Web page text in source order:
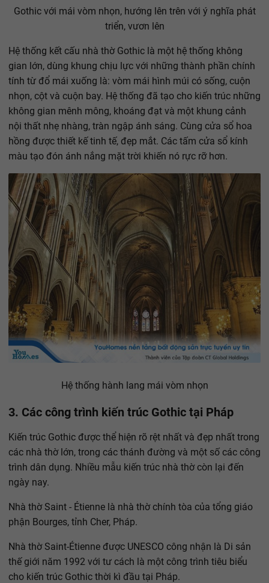
Gothic với mái vòm nhọn, hướng lên trên với ý nghĩa phát
triển, vươn lên
Hệ thống kết cấu nhà thờ Gothic là một hệ thống không
gian lớn, dùng khung chịu lực với những thành phần chính
tính từ đổ mái xuống là: vòm mái hình múi có sống, cuộn
nhọn, cột và cuộn bay. Hệ thống đã tạo cho kiến trúc những
không gian mênh mông, khoáng đạt và một khung cảnh
nội thất nhẹ nhàng, tràn ngập ánh sáng. Cùng cửa sổ hoa
hồng được thiết kế tinh tế, đẹp mắt. Các tấm cửa sổ kính
màu tạo đón ánh nắng mặt trời khiến nó rực rỡ hơn.
Hệ thống hành lang mái vòm nhọn
3. Các công trình kiến trúc Gothic tại Pháp
Kiến trúc Gothic được thể hiện rõ rệt nhất và đẹp nhất trong
các nhà thờ lớn, trong các thánh đường và một số các công
trình dân dụng. Nhiều mẫu kiến trúc nhà thờ còn lại đến
ngày nay.
Nhà thờ Saint - Étienne là nhà thờ chính tòa của tổng giáo
phận Bourges, tỉnh Cher, Pháp.
Nhà thờ Saint-Étienne được UNESCO công nhận là Di sản
thế giới năm 1992 với tư cách là một công trình tiêu biểu
cho kiến trúc Gothic thời kì đầu tại Pháp.